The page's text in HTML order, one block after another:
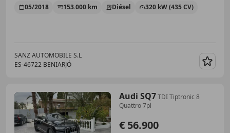
05/2018 153.000 km Diésel 320 kW (435 CV)
SANZ AUTOMOBILE S.L
ES-46722 BENIARJÓ
Audi SQ7TDI Tiptronic 8
Quattro 7pl
€ 56.900